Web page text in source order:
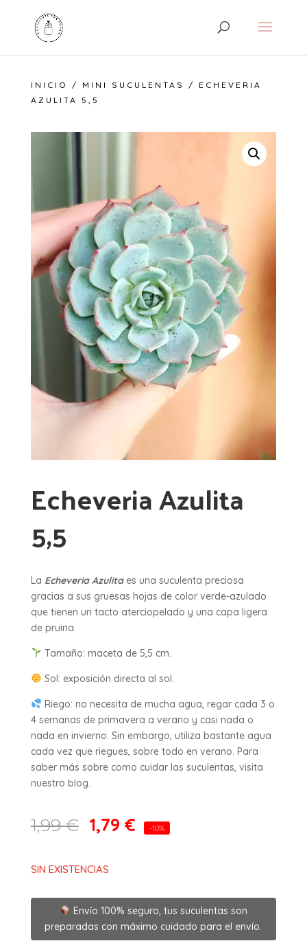
INICIO / MINI SUCULENTAS
/ ECHEVERIA
AZULITA 5,5
Echeveria Azulita
5,5
La Echeveria Azulita es una suculenta preciosa
gracias a sus gruesas hojas de color verde-azulado
que tienen un tacto aterciopelado y una capa ligera
de pruina.
Tamaño: maceta de 5,5 cm.
Sol: exposición directa al sol.
Riego: no necesita de mucha agua, regar cada 3 o
4 semanas de primavera a verano y casi nada o
nada en invierno. Sin embargo, utiliza bastante agua
cada vez que riegues, sobre todo en verano. Para
saber más sobre como cuidar las suculentas, visita
nuestro blog.
1,99€ 1,79 € -10%
SIN EXISTENCIAS
Envío 100% seguro, tus suculentas son
preparadas con máximo cuidado para el envío.